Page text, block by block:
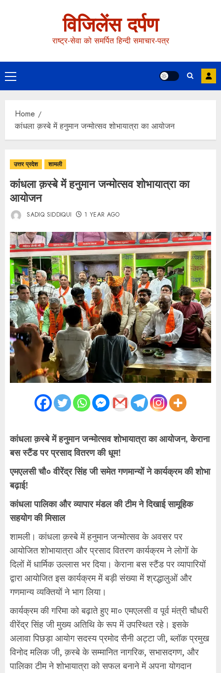
विजिलेंस दर्पण
राष्ट्र-सेवा को समर्पित हिन्दी समाचार-पत्र
Home
कांधला क़स्बे में हनुमान जन्मोत्सव शोभायात्रा का आयोजन
उत्तर प्रदेश शामली
कांधला क़स्बे में हनुमान जन्मोत्सव शोभायात्रा का
आयोजन
SADIQ SIDDIQUI 1 YEAR AGO
कांधला क़स्बे में हनुमान जन्मोत्सव शोभायात्रा का आयोजन, केराना
बस स्टैंड पर प्रसाद वितरण की धूम!
एमएलसी चौ० वीरेंद्र सिंह जी समेत गणमान्यों ने कार्यक्रम की शोभा
बढ़ाई!
कांधला पालिका और व्यापार मंडल की टीम ने दिखाई सामूहिक
सहयोग की मिसाल
शामली। कांधला क़स्बे में हनुमान जन्मोत्सव के अवसर पर
आयोजित शोभायात्रा और प्रसाद वितरण कार्यक्रम ने लोगों के
दिलों में धार्मिक उल्लास भर दिया। केराना बस स्टैंड पर व्यापारियों
द्वारा आयोजित इस कार्यक्रम में बड़ी संख्या में श्रद्धालुओं और
गणमान्य व्यक्तियों ने भाग लिया।
कार्यक्रम की गरिमा को बढ़ाते हुए मा० एमएलसी व पूर्व मंत्री चौधरी
वीरेंद्र सिंह जी मुख्य अतिथि के रूप में उपस्थित रहे। इसके
अलावा पिछड़ा आयोग सदस्य प्रमोद सैनी अट्टा जी, ब्लॉक प्रमुख
विनोद मलिक जी, क़स्बे के सम्मानित नागरिक, सभासदगण, और
पालिका टीम ने शोभायात्रा को सफल बनाने में अपना योगदान